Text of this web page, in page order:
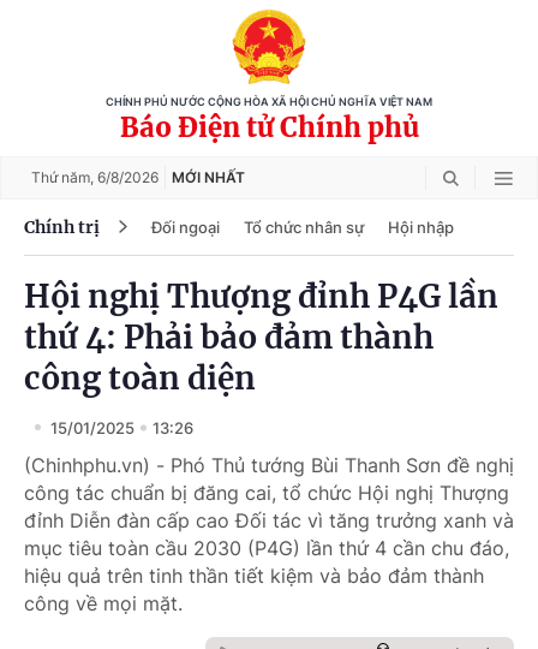
CHÍNH PHỦ NƯỚC CỘNG HÒA XÃ HỘI CHỦ NGHĨA VIỆT NAM
Báo Điện tử Chính phủ
Thứ năm, 6/8/2026 MỚI NHẤT
Chính trị Đối ngoại Tổ chức nhân sự Hội nhập
Hội nghị Thượng đỉnh P4G lần
thứ 4: Phải bảo đảm thành
công toàn diện
15/01/2025 13:26
(Chinhphu.vn) - Phó Thủ tướng Bùi Thanh Sơn đề nghị
công tác chuẩn bị đăng cai, tổ chức Hội nghị Thượng
đỉnh Diễn đàn cấp cao Đối tác vì tăng trưởng xanh và
mục tiêu toàn cầu 2030 (P4G) lần thứ 4 cần chu đáo,
hiệu quả trên tinh thần tiết kiệm và bảo đảm thành
công về mọi mặt.